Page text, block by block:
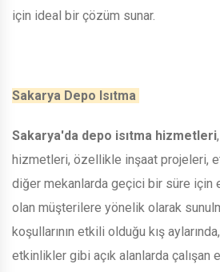
için ideal bir çözüm sunar.
Sakarya Depo Isıtma
Sakarya'da depo isıtma hizmetleri
hizmetleri, özellikle inşaat projeleri,
diğer mekanlarda geçici bir süre için
olan müşterilere yönelik olarak
koşullarının etkili olduğu kış
etkinlikler gibi açık alanlarda çalışan